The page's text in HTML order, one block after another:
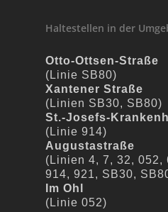
Haltestellen in der
Otto-Ottsen-Straße
(Linie SB80)
Xantener Straße
(Linien SB30, SB80)
St.-Josefs-
(Linie 914)
Augustastraße
(Linien 4, 7, 32, 052,
914, 921, SB30,
Im Ohl
(Linie 052)